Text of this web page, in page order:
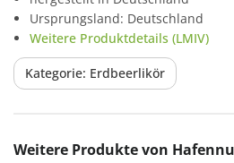
Ursprungsland: Deutschland
Weitere Produktdetails (LMIV)
Kategorie: Erdbeerlikör
Produktgalerie überspringen
Weitere Produkte von